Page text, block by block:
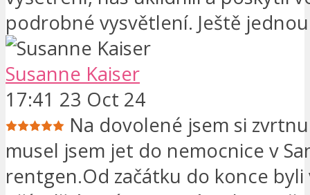
podrobné vysvětlení. Ještě
Susanne Kaiser
17:41 23 Oct 24
Na dovolené jsem si
musel jsem jet do nemocnice v
rentgen.Od začátku do konce byli